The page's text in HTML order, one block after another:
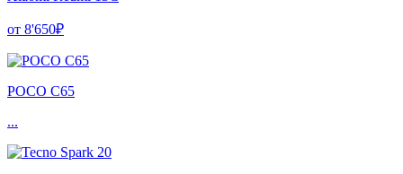
от 8'650₽
POCO C65
...